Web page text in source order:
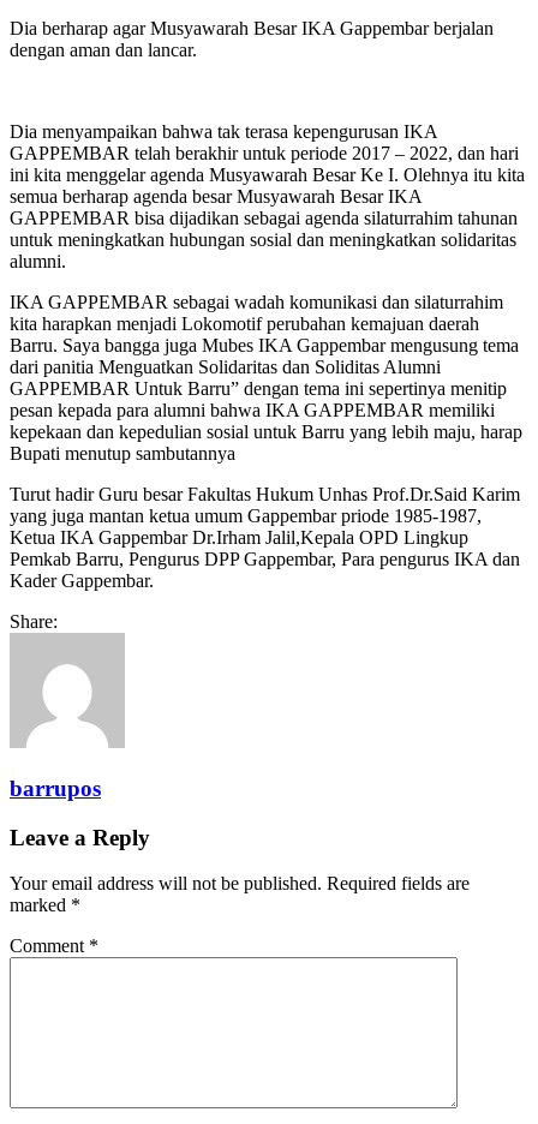
Dia berharap agar Musyawarah Besar IKA Gappembar berjalan
dengan aman dan lancar.
Dia menyampaikan bahwa tak terasa kepengurusan IKA
GAPPEMBAR telah berakhir untuk periode 2017 – 2022, dan hari
ini kita menggelar agenda Musyawarah Besar Ke I. Olehnya itu kita
semua berharap agenda besar Musyawarah Besar IKA
GAPPEMBAR bisa dijadikan sebagai agenda silaturrahim tahunan
untuk meningkatkan hubungan sosial dan meningkatkan solidaritas
alumni.
IKA GAPPEMBAR sebagai wadah komunikasi dan silaturrahim
kita harapkan menjadi Lokomotif perubahan kemajuan daerah
Barru. Saya bangga juga Mubes IKA Gappembar mengusung tema
dari panitia Menguatkan Solidaritas dan Soliditas Alumni
GAPPEMBAR Untuk Barru” dengan tema ini sepertinya menitip
pesan kepada para alumni bahwa IKA GAPPEMBAR memiliki
kepekaan dan kepedulian sosial untuk Barru yang lebih maju, harap
Bupati menutup sambutannya
Turut hadir Guru besar Fakultas Hukum Unhas Prof.Dr.Said Karim
yang juga mantan ketua umum Gappembar priode 1985-1987,
Ketua IKA Gappembar Dr.Irham Jalil,Kepala OPD Lingkup
Pemkab Barru, Pengurus DPP Gappembar, Para pengurus IKA dan
Kader Gappembar.
Share:
barrupos
Leave a Reply
Your email address will not be published. Required fields are
marked *
Comment *